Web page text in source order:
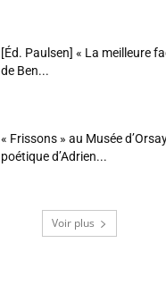
[Éd. Paulsen] « La meilleure
de Ben...
« Frissons » au Musée
poétique d’Adrien...
Voir plus